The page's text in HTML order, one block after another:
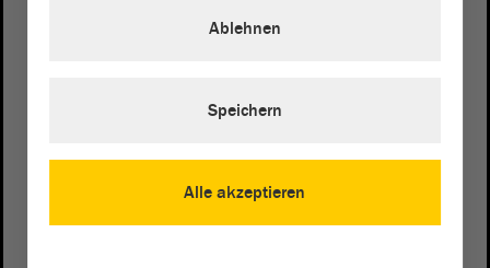
Zentrale:
0391 / 560 - 0
Alle akzeptieren
Ablehnen
Speichern